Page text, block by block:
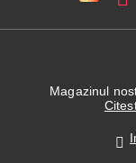
Magazinul